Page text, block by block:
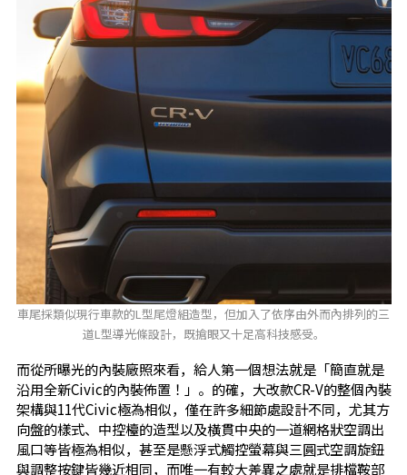
車尾採類似現行車款的L型尾燈組造型，但加入了依序由外而內排列的三
道L型導光條設計，既搶眼又十足高科技感受。
而從所曝光的內裝廠照來看，給人第一個想法就是「簡直就是
沿用全新Civic的內裝佈置！」。的確，大改款CR-V的整個內裝
架構與11代Civic極為相似，僅在許多細節處設計不同，尤其方
向盤的樣式、中控檯的造型以及橫貫中央的一道網格狀空調出
風口等皆極為相似，甚至是懸浮式觸控螢幕與三圓式空調旋鈕
與調整按鍵皆幾近相同，而唯一有較大差異之處就是排檔鞍部